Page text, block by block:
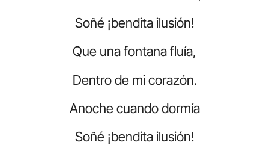
Soñé ¡bendita ilusión!
Que una fontana fluía,
Dentro de mi corazón.
Anoche cuando dormía
Soñé ¡bendita ilusión!